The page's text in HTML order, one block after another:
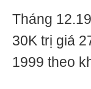
Tháng
30K trị giá
1999 theo